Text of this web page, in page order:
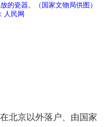
的瓷器。（国家文物局供图）
人民网
北京以外落户、由国家